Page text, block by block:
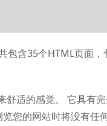
包含35个HTML页面
适的感觉。 它具有
您的网站时将没有任